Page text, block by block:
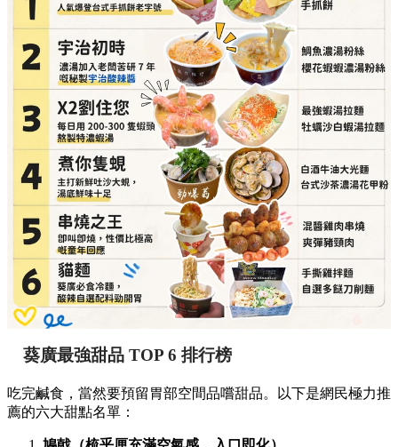
葵廣最強甜品 TOP 6 排行榜
吃完鹹食，當然要預留胃部空間品嚐甜品。以下是網民極力推
薦的六大甜點名單：